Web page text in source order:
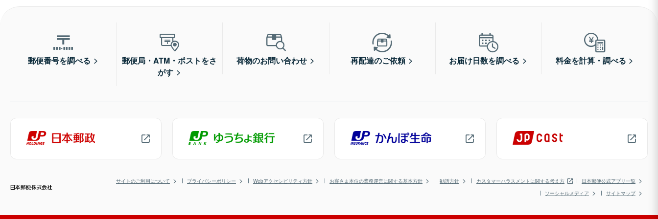
郵便番号を調べる
郵便局・ATM・ポストをさ
がす
荷物のお問い合わせ 再配達のご依頼 お届け日数を調べる 料金を計算・調べる
サイトのご利用について プライバシーポリシー Webアクセシビリティ方針 お客さま本位の業務運営に関する基本方針 勧誘方針 カスタマーハラスメントに関する考え方
日本郵便公式アプリ一覧
ソーシャルメディア
サイトマップ